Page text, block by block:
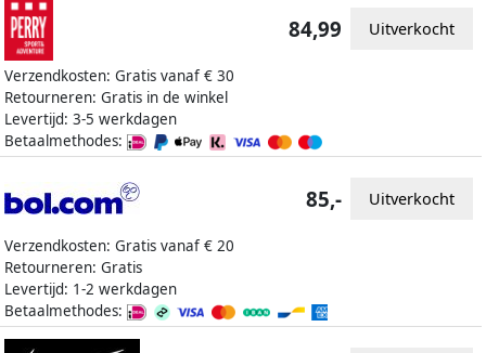
Verzendkosten: Gratis vanaf € 30
Retourneren: Gratis in de winkel
Levertijd: 3-5 werkdagen
Betaalmethodes:
84,99 Uitverkocht
Verzendkosten: Gratis vanaf € 20
Retourneren: Gratis
Levertijd: 1-2 werkdagen
Betaalmethodes:
85,- Uitverkocht